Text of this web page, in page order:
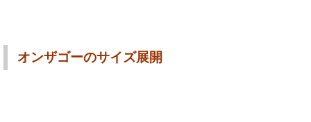
オンザゴーのサイズ展開